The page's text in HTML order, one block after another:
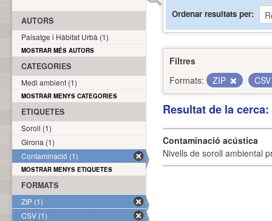
Ordenar resultats per
Filtres
Formats:
ZIP
Resultat de la
Contaminació acústica
Nivells de soroll ambiental
AUTORS
Paisatge i Hàbitat Urbà (1)
MOSTRAR MÉS AUTORS
CATEGORIES
Medi ambient (1)
MOSTRAR MENYS CATEGORIES
ETIQUETES
Soroll (1)
Girona (1)
Contaminació (1)
MOSTRAR MENYS ETIQUETES
FORMATS
ZIP (1)
CSV (1)